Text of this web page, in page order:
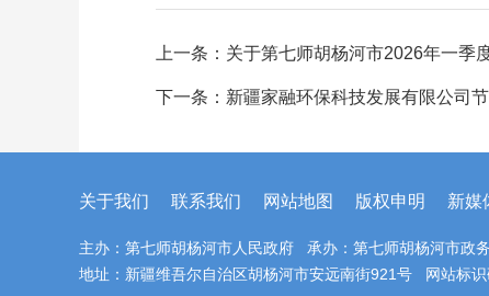
上一条： 关于第七师胡杨河市2026年一季
下一条： 新疆家融环保科技发展有限公司
关于我们 联系我们 网站地图 版权申明 新媒
主办：第七师胡杨河市人民政府 承办：第七师胡杨河市政
地址：新疆维吾尔自治区胡杨河市安远南街921号 网站标